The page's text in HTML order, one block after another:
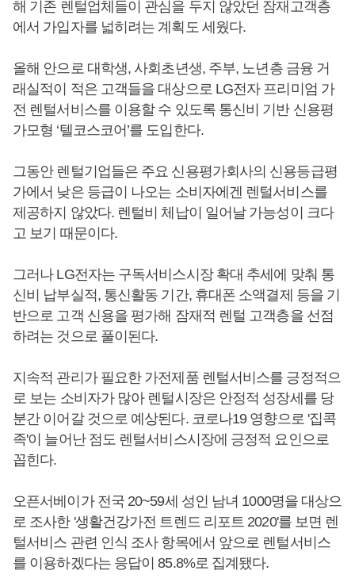
해 기존 렌털업체들이 관심을 두지 않았던 잠재고객층
에서 가입자를 넓히려는 계획도 세웠다.
올해 안으로 대학생, 사회초년생, 주부, 노년층 금융 거
래실적이 적은 고객들을 대상으로 LG전자 프리미엄 가
전 렌털서비스를 이용할 수 있도록 통신비 기반 신용평
가모형 ‘텔코스코어’를 도입한다.
그동안 렌털기업들은 주요 신용평가회사의 신용등급평
가에서 낮은 등급이 나오는 소비자에겐 렌털서비스를
제공하지 않았다. 렌털비 체납이 일어날 가능성이 크다
고 보기 때문이다.
그러나 LG전자는 구독서비스시장 확대 추세에 맞춰 통
신비 납부실적, 통신활동 기간, 휴대폰 소액결제 등을 기
반으로 고객 신용을 평가해 잠재적 렌털 고객층을 선점
하려는 것으로 풀이된다.
지속적 관리가 필요한 가전제품 렌털서비스를 긍정적으
로 보는 소비자가 많아 렌털시장은 안정적 성장세를 당
분간 이어갈 것으로 예상된다. 코로나19 영향으로 '집콕
족'이 늘어난 점도 렌털서비스시장에 긍정적 요인으로
꼽힌다.
오픈서베이가 전국 20~59세 성인 남녀 1000명을 대상으
로 조사한 '생활건강가전 트렌드 리포트 2020'를 보면 렌
털서비스 관련 인식 조사 항목에서 앞으로 렌털서비스
를 이용하겠다는 응답이 85.8%로 집계됐다.